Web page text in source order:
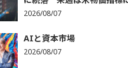
2026/08/07
AIと資本市場
2026/08/07